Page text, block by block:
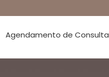
Agendamento de Consulta